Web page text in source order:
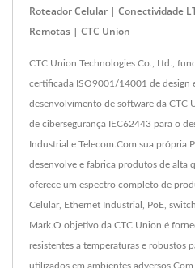
Roteador Celular | Conectividade
Remotas | CTC Union
CTC Union Technologies Co., Ltd.,
certificada ISO9001/14001 de design
desenvolvimento de software da CTC
de cibersegurança IEC62443 para o
Industrial e Telecom.Com sua própria
desenvolve e fabrica produtos de alta
oferece um espectro completo de
Celular, Ethernet Industrial, PoE,
Mark.O objetivo da CTC Union é
resistentes a temperaturas e robustos
utilizados em ambientes